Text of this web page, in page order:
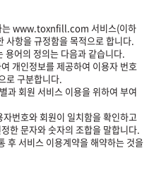
는 www.toxnfill.com 서비스(이하
사항을 규정함을 목적으로 합니다.
용어의 정의는 다음과 같습니다.
개인정보를 제공하여 이용자 번호
로 구분합니다.
과 회원 서비스 이용을 위하여 부여
번호와 회원이 일치함을 확인하고
한 문자와 숫자의 조합을 말합니다.
후 서비스 이용계약을 해약하는 것을